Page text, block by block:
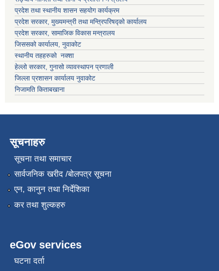
प्रदेश तथा स्थानीय शासन सहयोग कार्यक्रम
प्रदेश सरकार, मुख्यमन्त्री तथा मन्त्रिपरिषद्को कार्यालय
प्रदेश सरकार, सामाजिक विकास मन्त्रालय
जिससको कार्यालय, नुवाकोट
स्थानीय तहहरुको नक्शा
हेल्लो सरकार, गुनासो व्यावस्थापन प्रणाली
जिल्ला प्रशासन कार्यालय नुवाकोट
निजामति किताबखाना
सूचनाहरु
सूचना तथा समाचार
सार्वजनिक खरीद /बोलपत्र सूचना
एन, कानुन तथा निर्देशिका
कर तथा शुल्कहरु
eGov services
घटना दर्ता